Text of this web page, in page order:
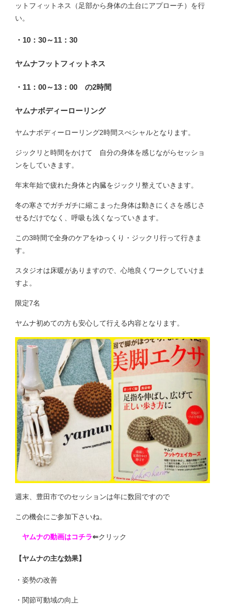
ットフィットネス（足部から身体の土台にアプローチ）を行
い。
・10：30～11：30
ヤムナフットフィットネス
・11：00～13：00 の2時間
ヤムナボディーローリング
ヤムナボディーローリング2時間スぺシャルとなります。
ジックリと時間をかけて 自分の身体を感じながらセッショ
ンをしていきます。
年末年始で疲れた身体と内臓をジックリ整えていきます。
冬の寒さでガチガチに縮こまった身体は動きにくさを感じさ
せるだけでなく、呼吸も浅くなっていきます。
この3時間で全身のケアをゆっくり・ジックリ行って行きま
す。
スタジオは床暖がありますので、心地良くワークしていけま
すよ。
限定7名
ヤムナ初めての方も安心して行える内容となります。
週末、豊田市でのセッションは年に数回ですので
この機会にご参加下さいね。
ヤムナの動画はコチラ⇐クリック
【ヤムナの主な効果】
・姿勢の改善
・関節可動域の向上